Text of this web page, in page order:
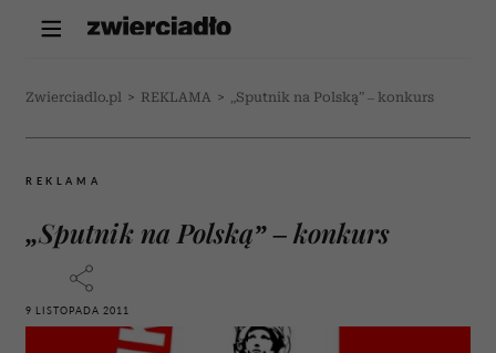
Zwierciadlo.pl > REKLAMA > „Sputnik na Polską” – konkurs
REKLAMA
„Sputnik na Polską” – konkurs
9 LISTOPADA 2011